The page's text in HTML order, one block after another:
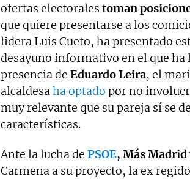
ofertas electorales toman
que quiere presentarse a los
lidera Luis Cueto, ha presentado
desayuno informativo en el que
presencia de Eduardo Leira, el
alcaldesaha optado por no
muy relevante que su pareja sí se
características.
Ante la lucha de PSOE, Más
Carmena a su proyecto, la ex